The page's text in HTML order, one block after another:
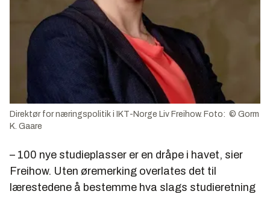
Direktør for næringspolitik i IKT-Norge Liv Freihow. Foto: © Gorm
K. Gaare
– 100 nye studieplasser er en dråpe i havet, sier
Freihow. Uten øremerking overlates det til
lærestedene å bestemme hva slags studieretning